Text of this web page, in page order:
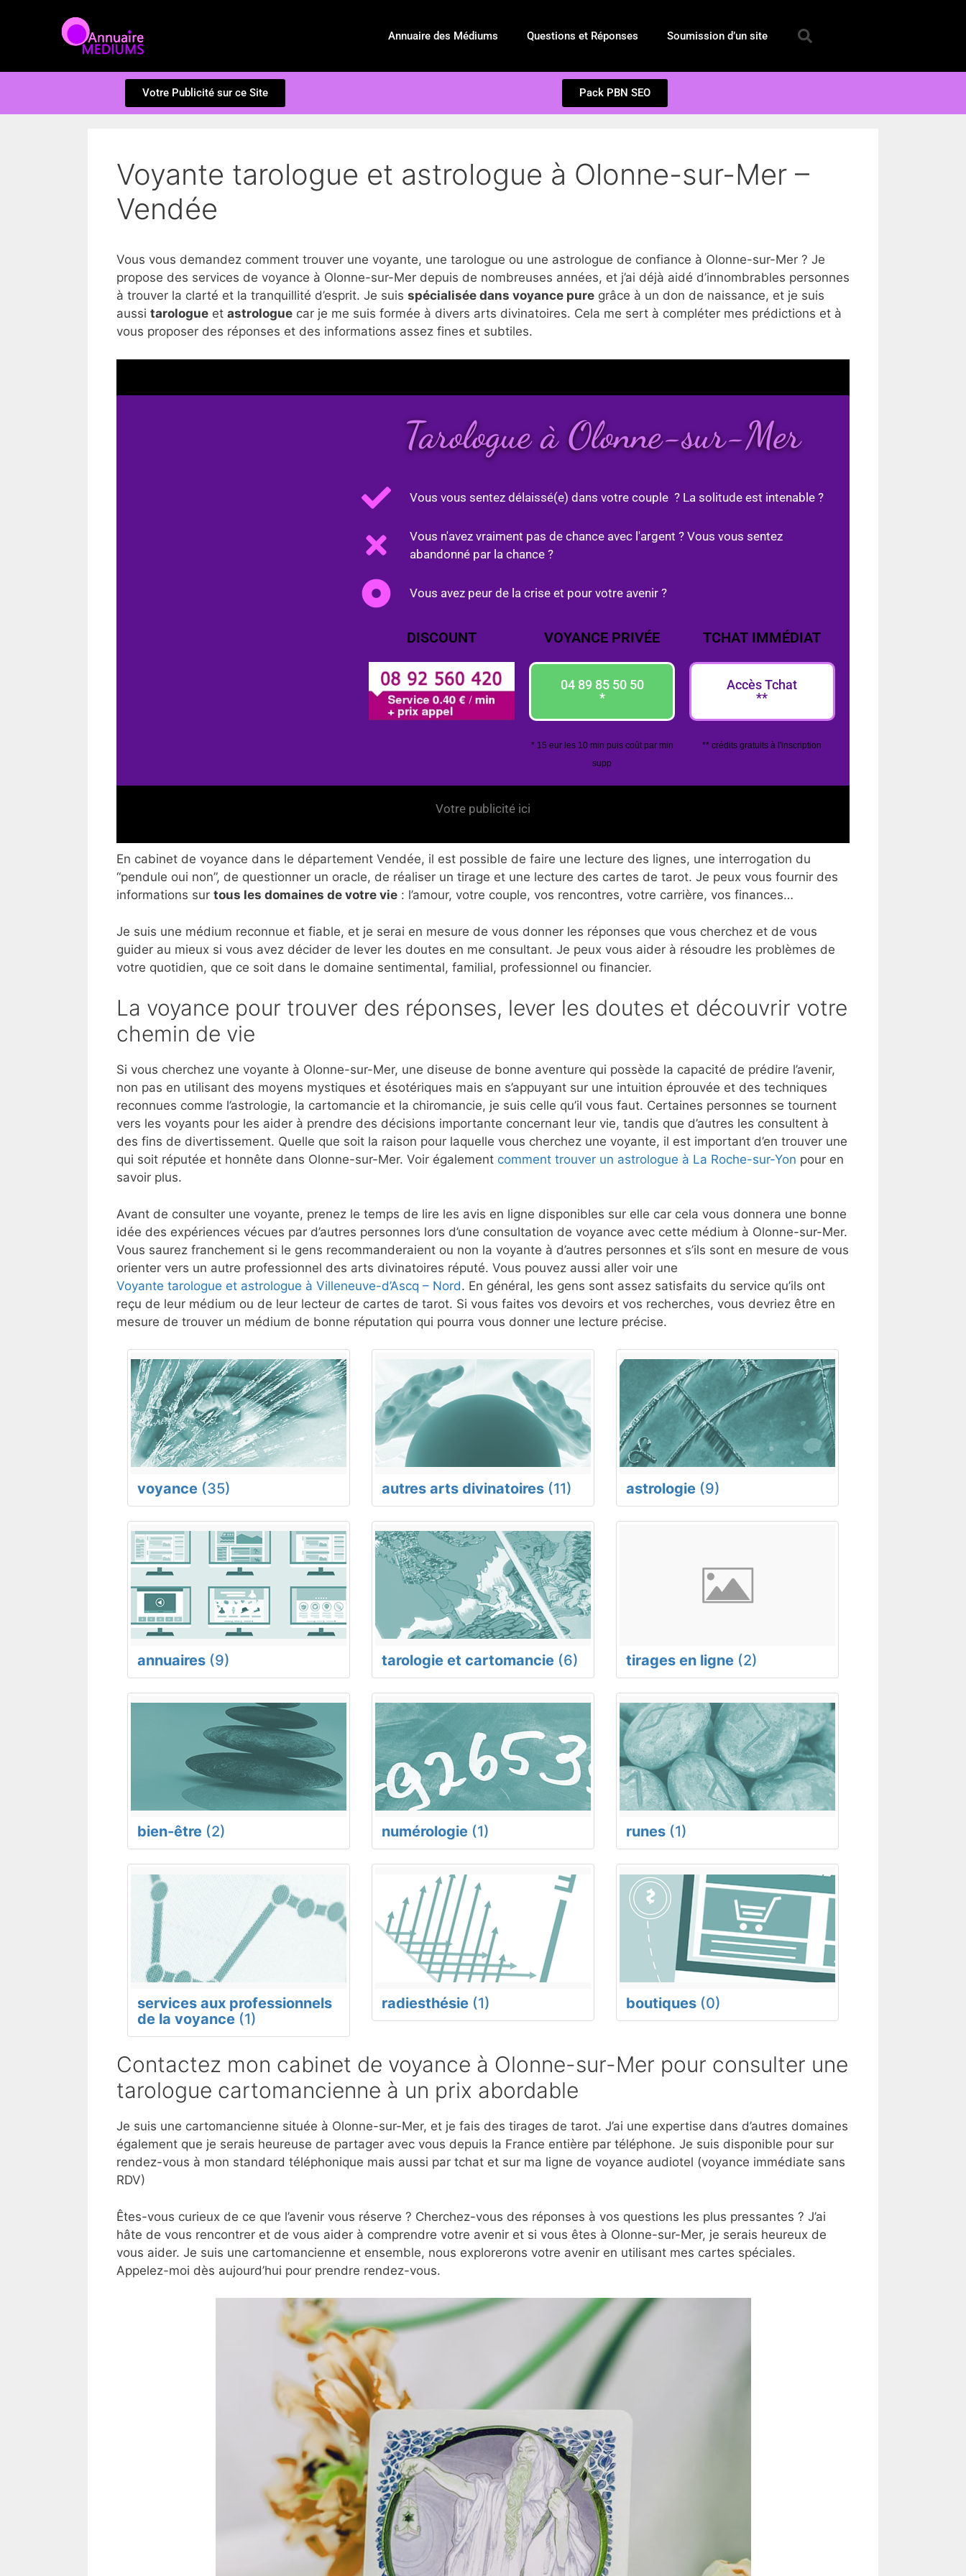
Annuaire des Médiums Questions et Réponses Soumission d’un site
Votre Publicité sur ce Site Pack PBN SEO
Voyante tarologue et astrologue à Olonne-sur-Mer –
Vendée
Vous vous demandez comment trouver une voyante, une tarologue ou une astrologue de confiance à Olonne-sur-Mer ? Je
propose des services de voyance à Olonne-sur-Mer depuis de nombreuses années, et j’ai déjà aidé d’innombrables personnes
à trouver la clarté et la tranquillité d’esprit. Je suis spécialisée dans voyance pure grâce à un don de naissance, et je suis
aussi tarologue et astrologue car je me suis formée à divers arts divinatoires. Cela me sert à compléter mes prédictions et à
vous proposer des réponses et des informations assez fines et subtiles.
Tarologue à Olonne-sur-Mer
Vous vous sentez délaissé(e) dans votre couple ? La solitude est intenable ?
Vous n'avez vraiment pas de chance avec l'argent ? Vous vous sentez
abandonné par la chance ?
Vous avez peur de la crise et pour votre avenir ?
DISCOUNT VOYANCE PRIVÉE
04 89 85 50 50
*
* 15 eur les 10 min puis coût par min
supp
TCHAT IMMÉDIAT
Accès Tchat
**
** crédits gratuits à l'inscription
Votre publicité ici
En cabinet de voyance dans le département Vendée, il est possible de faire une lecture des lignes, une interrogation du
“pendule oui non”, de questionner un oracle, de réaliser un tirage et une lecture des cartes de tarot. Je peux vous fournir des
informations sur tous les domaines de votre vie : l’amour, votre couple, vos rencontres, votre carrière, vos finances…
Je suis une médium reconnue et fiable, et je serai en mesure de vous donner les réponses que vous cherchez et de vous
guider au mieux si vous avez décider de lever les doutes en me consultant. Je peux vous aider à résoudre les problèmes de
votre quotidien, que ce soit dans le domaine sentimental, familial, professionnel ou financier.
La voyance pour trouver des réponses, lever les doutes et découvrir votre
chemin de vie
Si vous cherchez une voyante à Olonne-sur-Mer, une diseuse de bonne aventure qui possède la capacité de prédire l’avenir,
non pas en utilisant des moyens mystiques et ésotériques mais en s’appuyant sur une intuition éprouvée et des techniques
reconnues comme l’astrologie, la cartomancie et la chiromancie, je suis celle qu’il vous faut. Certaines personnes se tournent
vers les voyants pour les aider à prendre des décisions importante concernant leur vie, tandis que d’autres les consultent à
des fins de divertissement. Quelle que soit la raison pour laquelle vous cherchez une voyante, il est important d’en trouver une
qui soit réputée et honnête dans Olonne-sur-Mer. Voir également comment trouver un astrologue à La Roche-sur-Yon pour en
savoir plus.
Avant de consulter une voyante, prenez le temps de lire les avis en ligne disponibles sur elle car cela vous donnera une bonne
idée des expériences vécues par d’autres personnes lors d’une consultation de voyance avec cette médium à Olonne-sur-Mer.
Vous saurez franchement si le gens recommanderaient ou non la voyante à d’autres personnes et s’ils sont en mesure de vous
orienter vers un autre professionnel des arts divinatoires réputé. Vous pouvez aussi aller voir une
Voyante tarologue et astrologue à Villeneuve-d’Ascq – Nord. En général, les gens sont assez satisfaits du service qu’ils ont
reçu de leur médium ou de leur lecteur de cartes de tarot. Si vous faites vos devoirs et vos recherches, vous devriez être en
mesure de trouver un médium de bonne réputation qui pourra vous donner une lecture précise.
voyance (35) autres arts divinatoires (11) astrologie (9)
annuaires (9) tarologie et cartomancie (6) tirages en ligne (2)
bien-être (2) numérologie (1) runes (1)
services aux professionnels
de la voyance (1)
radiesthésie (1) boutiques (0)
Contactez mon cabinet de voyance à Olonne-sur-Mer pour consulter une
tarologue cartomancienne à un prix abordable
Je suis une cartomancienne située à Olonne-sur-Mer, et je fais des tirages de tarot. J’ai une expertise dans d’autres domaines
également que je serais heureuse de partager avec vous depuis la France entière par téléphone. Je suis disponible pour sur
rendez-vous à mon standard téléphonique mais aussi par tchat et sur ma ligne de voyance audiotel (voyance immédiate sans
RDV)
Êtes-vous curieux de ce que l’avenir vous réserve ? Cherchez-vous des réponses à vos questions les plus pressantes ? J’ai
hâte de vous rencontrer et de vous aider à comprendre votre avenir et si vous êtes à Olonne-sur-Mer, je serais heureux de
vous aider. Je suis une cartomancienne et ensemble, nous explorerons votre avenir en utilisant mes cartes spéciales.
Appelez-moi dès aujourd’hui pour prendre rendez-vous.